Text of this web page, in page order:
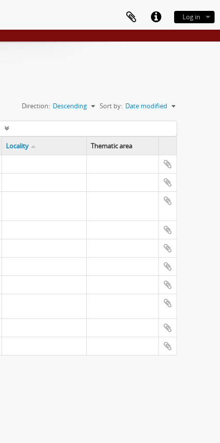
Log in
Sort by: Date modified
Direction: Descending
Locality Thematic area